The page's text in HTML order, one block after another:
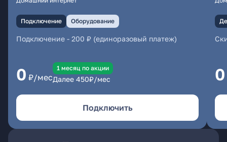
Подключение Оборудование
Подключение - 200 ₽ (единоразовый платеж)
0 ₽/мес
1 месяц по акции
Далее 450₽/мес
Подключить
0